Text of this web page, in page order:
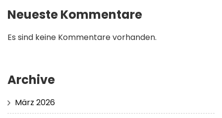
Neueste Kommentare
Es sind keine Kommentare vorhanden.
Archive
März 2026